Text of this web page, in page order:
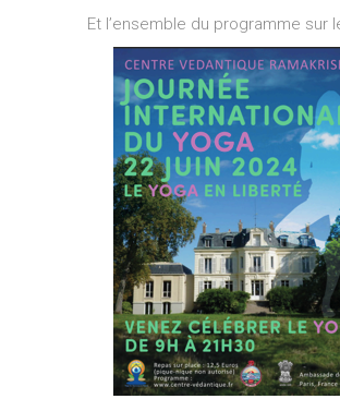
Et l’ensemble du programme sur